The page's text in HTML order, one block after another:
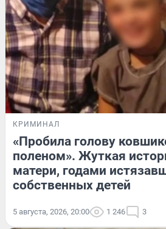
КРИМИНАЛ
«Пробила голову
поленом». Жуткая
матери, годами
собственных детей
5 августа, 2026, 20:00 1 246 3